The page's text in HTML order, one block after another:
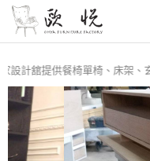
計舘提供餐椅單椅、床架、玄